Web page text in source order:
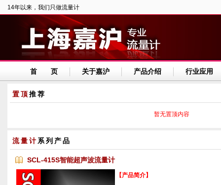
14年以来，我们只做流量计
首 页 关于嘉沪 产品介绍 行业应用
置顶推荐
暂无置顶内容
流量计 系列产品
SCL-415S智能超声波流量计
【产品简介】